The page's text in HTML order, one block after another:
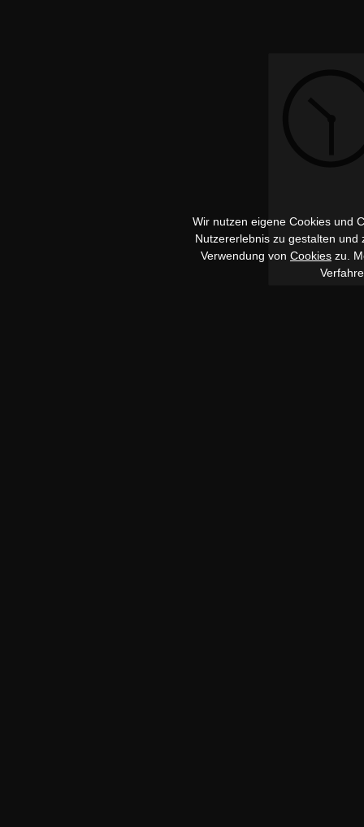
Wir nutzen eigene Cookies und
Nutzererlebnis zu gestalten
Verwendung von Cookies zu.